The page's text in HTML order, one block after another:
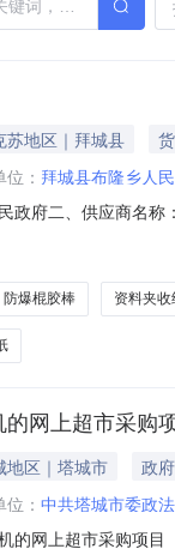
苏地区｜拜城县
： 拜城县布隆乡人
政府二、供应商名
办公线材无线蓝
防爆棍胶棒 资料夹收
网上超市采购
地区｜塔城市
政
： 中共塔城市委政
的网上超市采购项